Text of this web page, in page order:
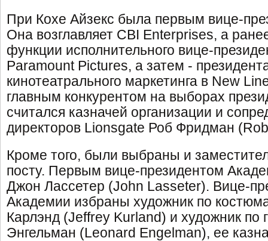
При Кохе Айзекс была первым вице-
Она возглавляет CBI Enterprises, а
функции исполнительного вице-
Paramount Pictures, а затем -
кинотеатрального маркетинга в New
главным конкурентом на выборах
считался казначей организации и
директоров Lionsgate Роб Фридман
Кроме того, были выбраны и
посту. Первым вице-президентом
Джон Лассетер (John Lasseter). Вице-
Академии избраны художник по
Карлэнд (Jeffrey Kurland) и художник по
Энгельман (Leonard Engelman), ее